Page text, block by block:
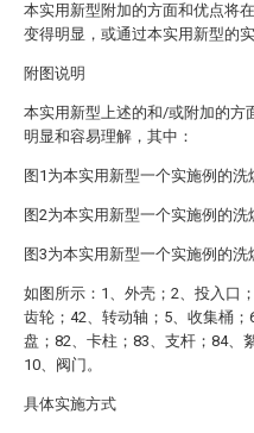
本实用新型附加的方面和优点将
变得明显，或通过本实用新型的实
附图说明
本实用新型上述的和/或附加的方
明显和容易理解，其中：
图1为本实用新型一个实施例的洗
图2为本实用新型一个实施例的
图3为本实用新型一个实施例的洗
如图所示：1、外壳；2、投入口
齿轮；42、转动轴；5、收集桶
盘；82、卡柱；83、支杆；84、
10、阀门。
具体实施方式